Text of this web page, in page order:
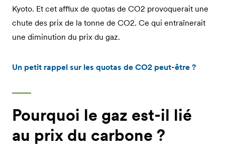
Kyoto. Et cet afflux de quotas de CO2 provoquerait une
chute des prix de la tonne de CO2. Ce qui entraînerait
une diminution du prix du gaz.
Un petit rappel sur les quotas de CO2 peut-être ?
Pourquoi le gaz est-il lié
au prix du carbone ?